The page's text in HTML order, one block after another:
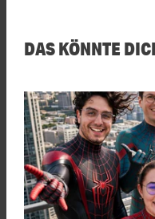
DAS KÖNNTE